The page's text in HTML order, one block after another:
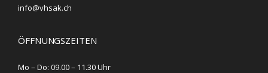
info@vhsak.ch
ÖFFNUNGSZEITEN
Mo – Do: 09.00 – 11.30 Uhr